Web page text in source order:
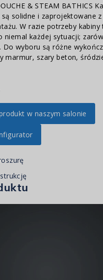
& STEAM BATHICS
solidne i zaprojektowane
W razie potrzeby kabiny
niemal każdej sytuacji;
wyboru są różne
marmur, szary beton,
w naszym salonie